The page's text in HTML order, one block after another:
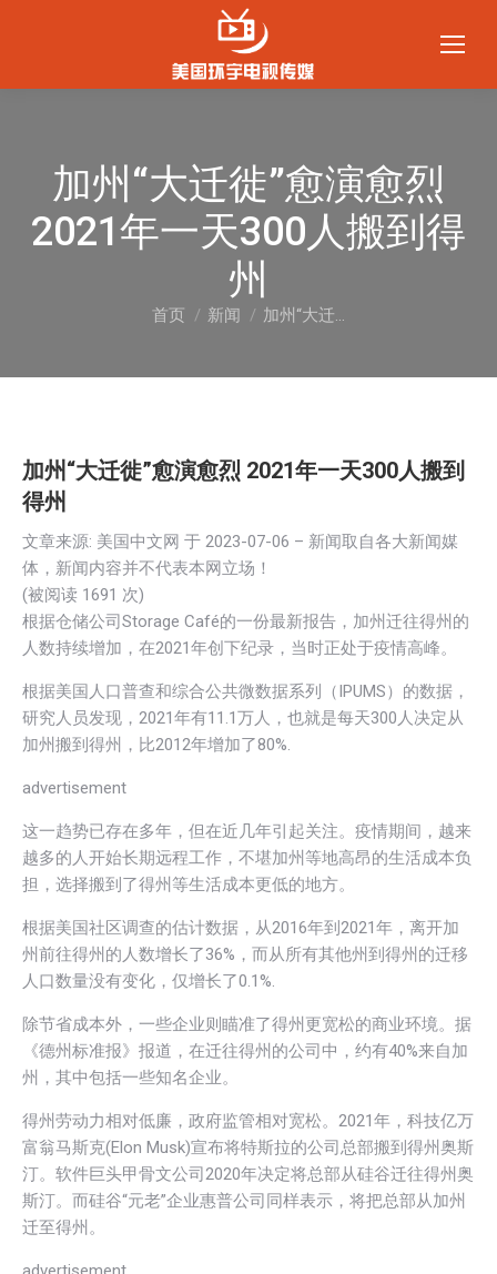
加州“大迁徙”愈演愈烈
2021年一天300人搬到得
州
您在这里：
首页 新闻 加州“大迁…
加州“大迁徙”愈演愈烈 2021年一天300人搬到
得州
文章来源: 美国中文网 于 2023-07-06 – 新闻取自各大新闻媒
体，新闻内容并不代表本网立场！
(被阅读 1691 次)
根据仓储公司Storage Café的一份最新报告，加州迁往得州的
人数持续增加，在2021年创下纪录，当时正处于疫情高峰。
根据美国人口普查和综合公共微数据系列（IPUMS）的数据，
研究人员发现，2021年有11.1万人，也就是每天300人决定从
加州搬到得州，比2012年增加了80%.
advertisement
这一趋势已存在多年，但在近几年引起关注。疫情期间，越来
越多的人开始长期远程工作，不堪加州等地高昂的生活成本负
担，选择搬到了得州等生活成本更低的地方。
根据美国社区调查的估计数据，从2016年到2021年，离开加
州前往得州的人数增长了36%，而从所有其他州到得州的迁移
人口数量没有变化，仅增长了0.1%.
除节省成本外，一些企业则瞄准了得州更宽松的商业环境。据
《德州标准报》报道，在迁往得州的公司中，约有40%来自加
州，其中包括一些知名企业。
得州劳动力相对低廉，政府监管相对宽松。2021年，科技亿万
富翁马斯克(Elon Musk)宣布将特斯拉的公司总部搬到得州奥斯
汀。软件巨头甲骨文公司2020年决定将总部从硅谷迁往得州奥
斯汀。而硅谷“元老”企业惠普公司同样表示，将把总部从加州
迁至得州。